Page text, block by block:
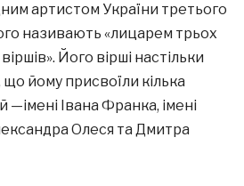
артистом України третього
називають «лицарем трьох
Його вірші настільки
що йому присвоїли кілька
—імені Івана Франка, імені
Олеся та Дмитра